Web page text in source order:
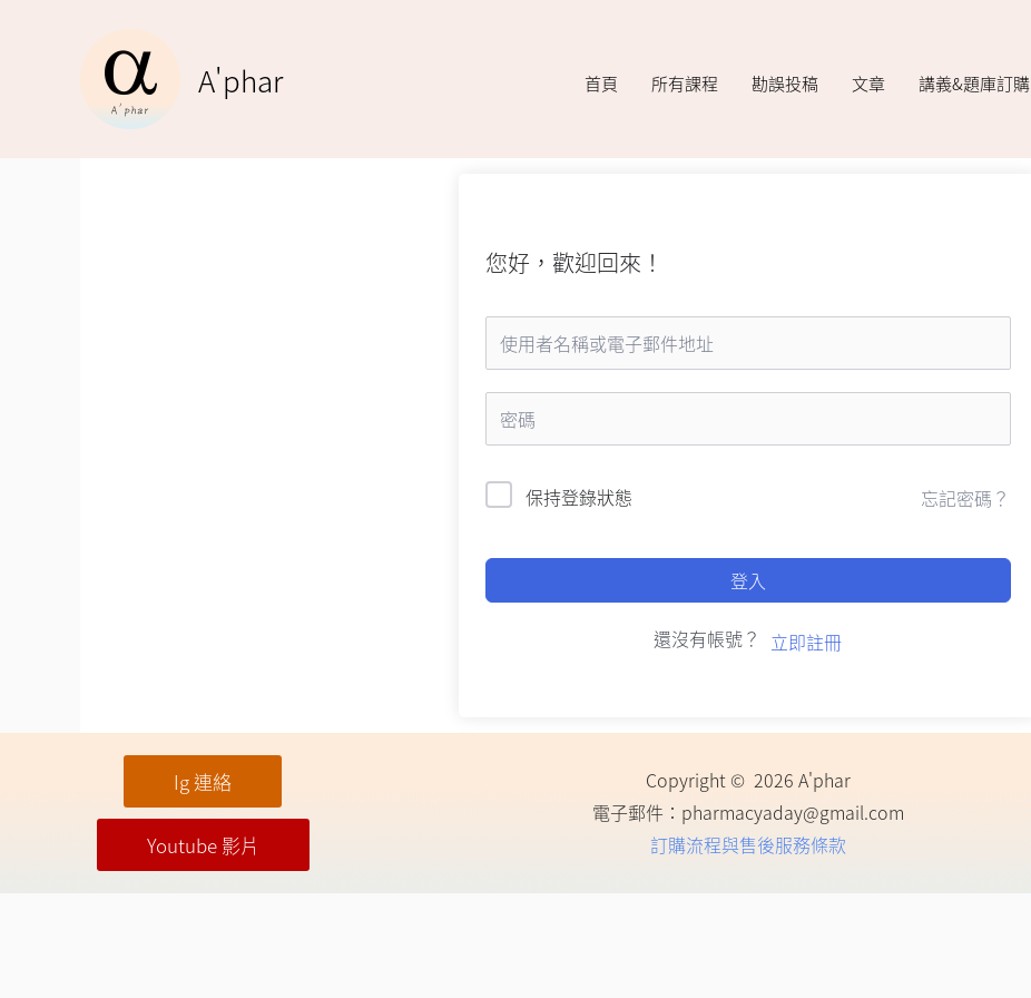
A'phar 首頁 所有課程 勘誤投稿 文章 講義&題庫訂購
您好，歡迎回來！
保持登錄狀態 忘記密碼？
登入
還沒有帳號？ 立即註冊
Ig 連絡
Youtube 影片
Copyright © 2026 A'phar
電子郵件： pharmacyaday@gmail.com
訂購流程與售後服務條款